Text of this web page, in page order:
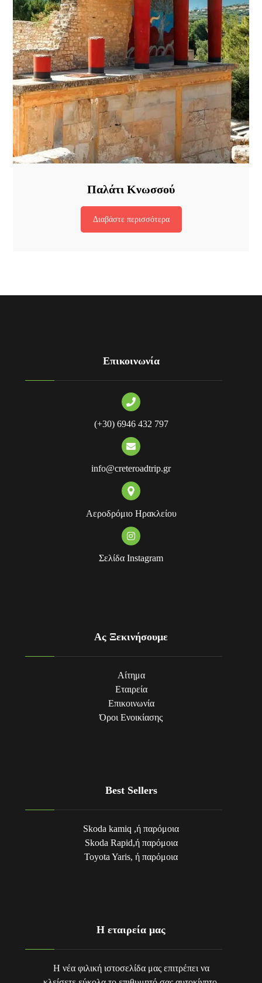
Παλάτι Κνωσσού
Διαβάστε περισσότερα
Επικοινωνία
(+30) 6946 432 797
info@creteroadtrip.gr
Αεροδρόμιο Ηρακλείου
Σελίδα Instagram
Ας Ξεκινήσουμε
Αίτημα
Εταιρεία
Επικοινωνία
Όροι Eνοικίασης
Best Sellers
Skoda kamiq ,ή παρόμοια
Skoda Rapid,ή παρόμοια
Toyota Yaris, ή παρόμοια
Η εταιρεία μας
Η νέα φιλική ιστοσελίδα μας επιτρέπει να